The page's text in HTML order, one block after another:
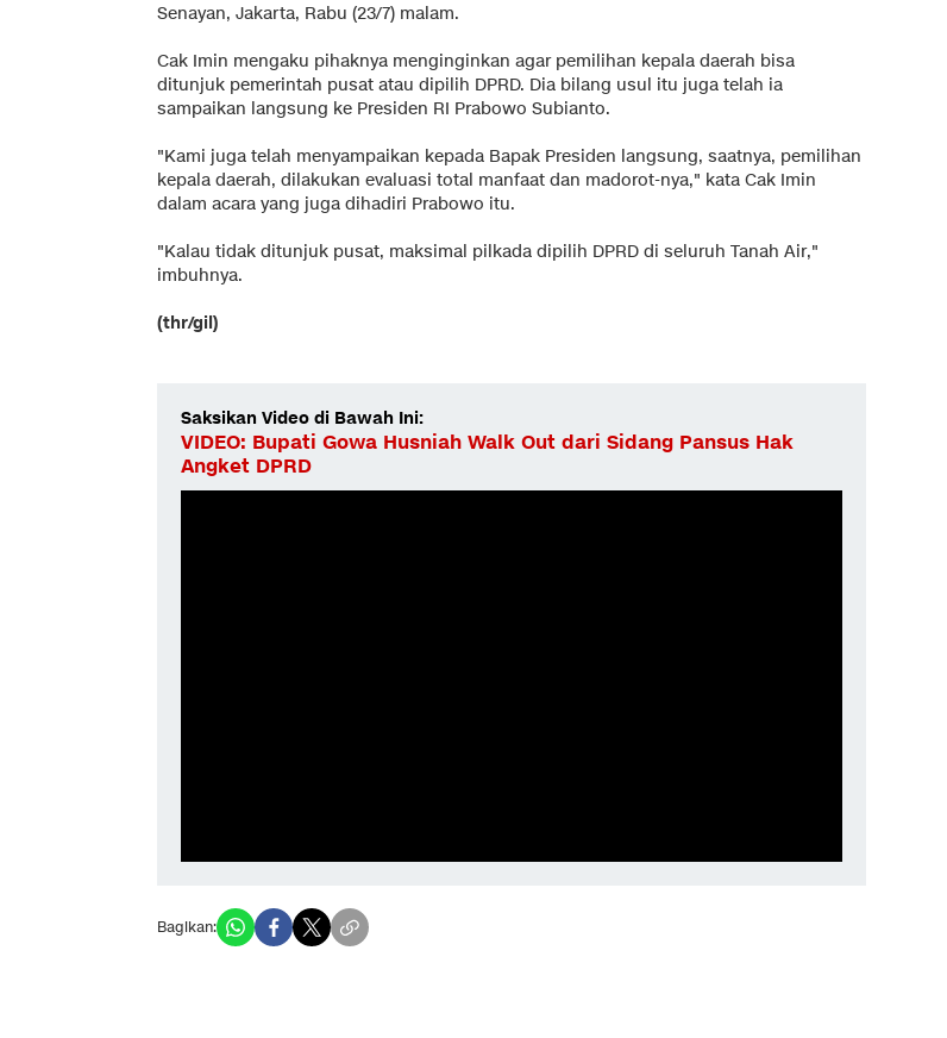
Senayan, Jakarta, Rabu (23/7) malam.
Cak Imin mengaku pihaknya menginginkan agar pemilihan kepala daerah bisa
ditunjuk pemerintah pusat atau dipilih DPRD. Dia bilang usul itu juga telah ia
sampaikan langsung ke Presiden RI Prabowo Subianto.
"Kami juga telah menyampaikan kepada Bapak Presiden langsung, saatnya, pemilihan
kepala daerah, dilakukan evaluasi total manfaat dan madorot-nya," kata Cak Imin
dalam acara yang juga dihadiri Prabowo itu.
"Kalau tidak ditunjuk pusat, maksimal pilkada dipilih DPRD di seluruh Tanah Air,"
imbuhnya.
(thr/gil)
Saksikan Video di Bawah Ini:
VIDEO: Bupati Gowa Husniah Walk Out dari Sidang Pansus Hak
Angket DPRD
Bagikan: